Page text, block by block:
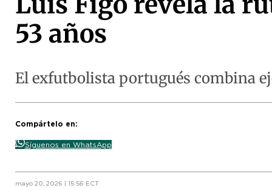
53 años
El exfutbolista portugués combina
Compártelo en:
Síguenos en WhatsApp
mayo 20, 2026 | 15:56 ECT